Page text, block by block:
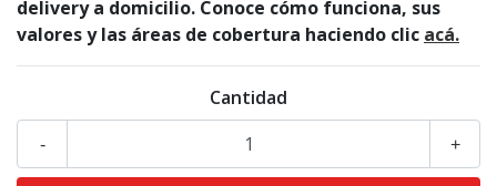
delivery a domicilio. Conoce cómo funciona, sus
valores y las áreas de cobertura haciendo clic acá.
Cantidad
+
-